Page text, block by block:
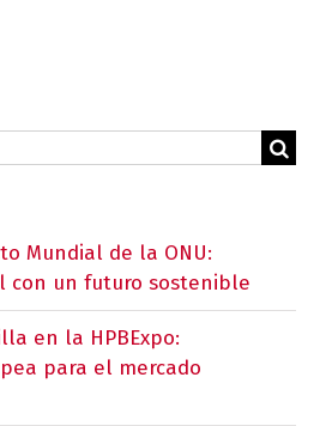
Mundial de la ONU:
con un futuro sostenible
en la HPBExpo:
para el mercado